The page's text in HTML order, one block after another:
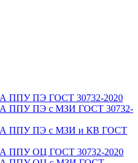
А ППУ ПЭ ГОСТ 30732-2020
А ППУ ПЭ с МЗИ ГОСТ 30732-
А ППУ ПЭ с МЗИ и КВ ГОСТ
А ППУ ОЦ ГОСТ 30732-2020